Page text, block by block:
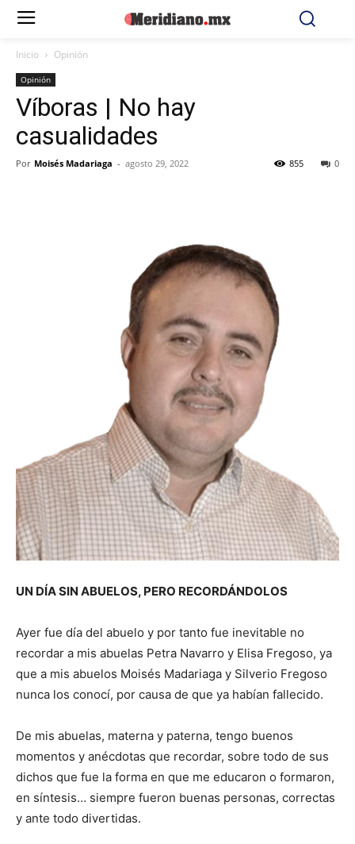
Inicio Opinión
Opinión
Víboras | No hay
casualidades
Por Moisés Madariaga - agosto 29, 2022 0
855
UN DÍA SIN ABUELOS, PERO RECORDÁNDOLOS
Ayer fue día del abuelo y por tanto fue inevitable no
recordar a mis abuelas Petra Navarro y Elisa Fregoso, ya
que a mis abuelos Moisés Madariaga y Silverio Fregoso
nunca los conocí, por causa de que ya habían fallecido.
De mis abuelas, materna y paterna, tengo buenos
momentos y anécdotas que recordar, sobre todo de sus
dichos que fue la forma en que me educaron o formaron,
en síntesis… siempre fueron buenas personas, correctas
y ante todo divertidas.